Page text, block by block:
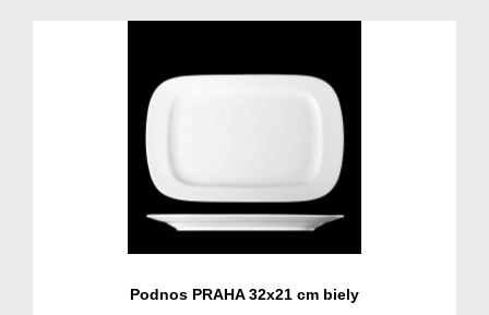
Podnos PRAHA 32x21 cm biely